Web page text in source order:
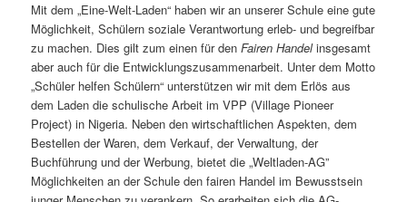
Mit dem „Eine-Welt-Laden“ haben wir an unserer Schule eine gute
Möglichkeit, Schülern soziale Verantwortung erleb- und begreifbar
zu machen. Dies gilt zum einen für denFairen Handelinsgesamt
aber auch für die Entwicklungszusammenarbeit. Unter dem Motto
„Schüler helfen Schülern“ unterstützen wir mit dem Erlös aus
dem Laden die schulische Arbeit im VPP (Village Pioneer
Project) in Nigeria. Neben den wirtschaftlichen Aspekten, dem
Bestellen der Waren, dem Verkauf, der Verwaltung, der
Buchführung und der Werbung, bietet die „Weltladen-AG”
Möglichkeiten an der Schule den fairen Handel im Bewusstsein